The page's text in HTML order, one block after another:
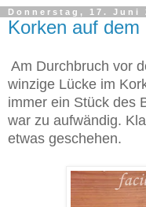
Donnerstag, 17. Juni
Korken auf dem
Am Durchbruch vor
winzige Lücke im
immer ein Stück des
war zu aufwändig.
etwas geschehen.